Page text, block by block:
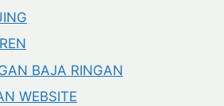
BAJA RINGAN
WEBSITE